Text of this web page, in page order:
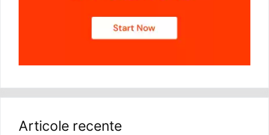
Articole recente